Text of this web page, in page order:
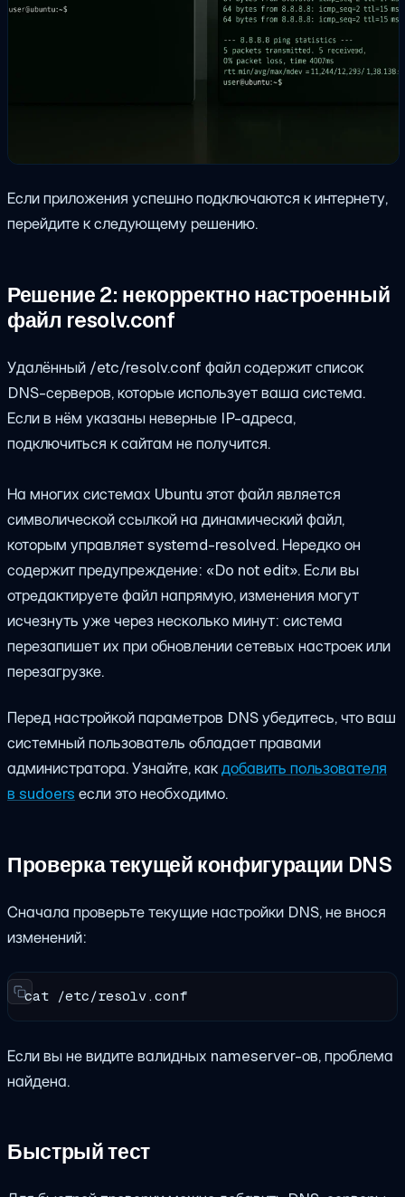
Если приложения успешно подключаются к интернету,
перейдите к следующему решению.
Решение 2: некорректно настроенный
файл resolv.conf
Удалённый /etc/resolv.conf файл содержит список
DNS-серверов, которые использует ваша система.
Если в нём указаны неверные IP-адреса,
подключиться к сайтам не получится.
На многих системах Ubuntu этот файл является
символической ссылкой на динамический файл,
которым управляет systemd-resolved. Нередко он
содержит предупреждение: «Do not edit». Если вы
отредактируете файл напрямую, изменения могут
исчезнуть уже через несколько минут: система
перезапишет их при обновлении сетевых настроек или
перезагрузке.
Перед настройкой параметров DNS убедитесь, что ваш
системный пользователь обладает правами
администратора. Узнайте, какдобавить пользователя
в sudoers если это необходимо.
Проверка текущей конфигурации DNS
Сначала проверьте текущие настройки DNS, не внося
изменений:
cat /etc/resolv.conf
Если вы не видите валидных nameserver-ов, проблема
найдена.
Быстрый тест